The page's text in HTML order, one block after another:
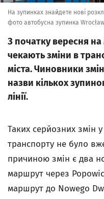
На зупинках знайдете нові
фото автобусна зупинка
З початку вересня
чекають зміни в
міста. Чиновники
назви кількох
лінії.
Таких серйозних змін
транспорту не було
причиною змін є два
маршрут через
маршрут до Nowego